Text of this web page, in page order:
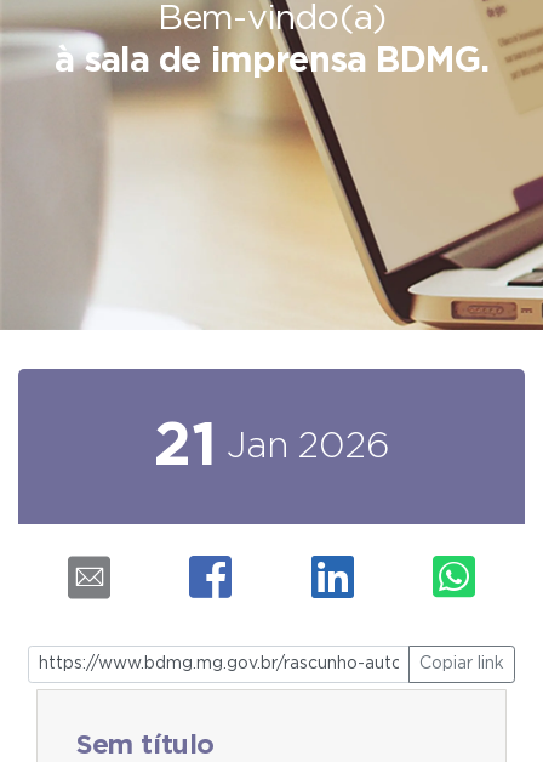
Bem-vindo(a)
à sala de imprensa BDMG.
21 Jan 2026
Copiar link
Sem título